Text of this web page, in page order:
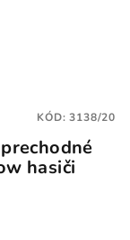
hasiči
KÓD:3138/20